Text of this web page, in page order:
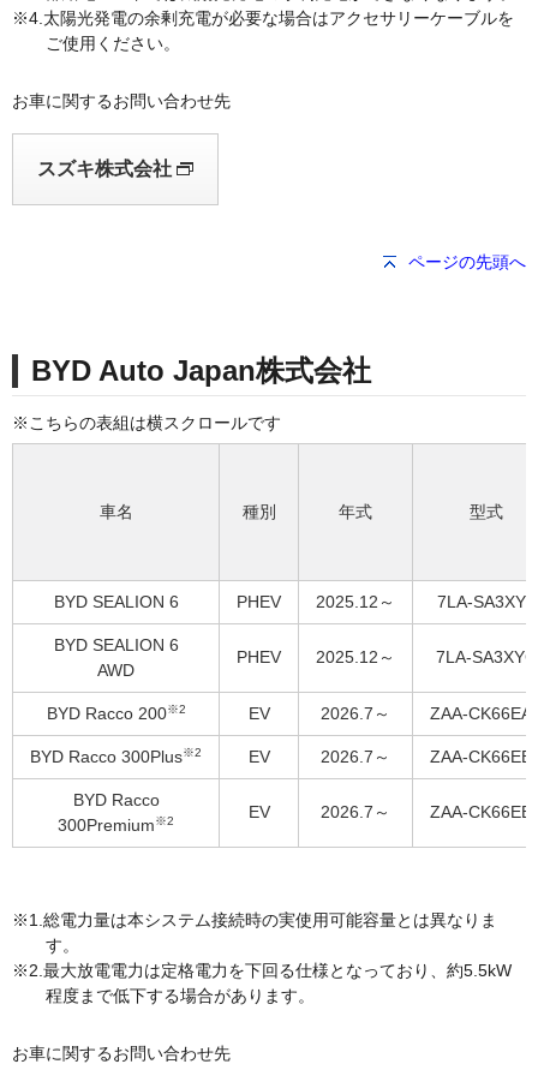
太陽光発電の余剰充電が必要な場合はアクセサリーケーブルを
ご使用ください。
お車に関するお問い合わせ先
スズキ株式会社
ページの先頭へ
BYD Auto Japan株式会社
車名 種別 年式 型式
BYD SEALION 6 PHEV 2025.12～ 7LA-SA3XYE
BYD SEALION 6
AWD
PHEV 2025.12～ 7LA-SA3XYG
BYD Racco 200※2 EV 2026.7～ ZAA-
BYD Racco 300Plus※2 EV 2026.7～ ZAA-
BYD Racco
300Premium※2 EV 2026.7～ ZAA-
総電力量は本システム接続時の実使用可能容量とは異なりま
す。
最大放電電力は定格電力を下回る仕様となっており、約5.5kW
程度まで低下する場合があります。
お車に関するお問い合わせ先